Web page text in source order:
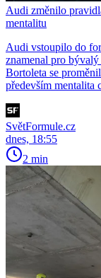
Audi změnilo
mentalitu
Audi vstoupilo do
znamenal pro
Bortoleta se
především mentalita
SvětFormule.cz
dnes, 18:55
2 min